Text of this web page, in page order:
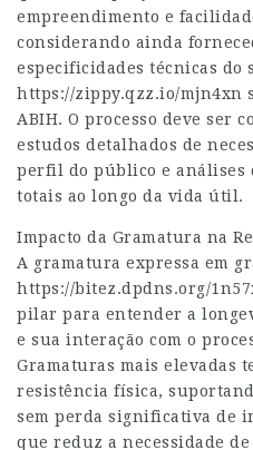
empreendimento e
considerando ainda
especificidades técnicas do
https://zippy.qzz.io/mjn4xn
ABIH. O processo deve ser
estudos detalhados de
perfil do público e análises
totais ao longo da vida útil.
Impacto da Gramatura na
A gramatura expressa em
https://bitez.dpdns.org/
pilar para entender a
e sua interação com o
Gramaturas mais elevadas
resistência física,
sem perda significativa de
que reduz a necessidade